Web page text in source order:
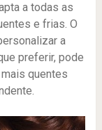
a todas as
e frias. O
a
preferir, pode
quentes